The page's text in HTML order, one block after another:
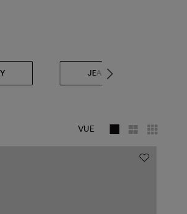
JEANS FLARE & BOOTCUT
VUE